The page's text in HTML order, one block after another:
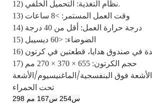
12) نظام التغذية: التحميل الخلفي.
13) وقت العمل المستمر: >8 ساعات
14) درجة حرارة العمل: أقل من 40 درجة
15) الضوضاء: <60 ديسيبل
17) حجم الكرتون: 655 × 370 × 270 مم
الأشعة فوق البنفسجية/الماغنيسيوم/الأشعة
تحت الحمراء
298 س254 س167 مم